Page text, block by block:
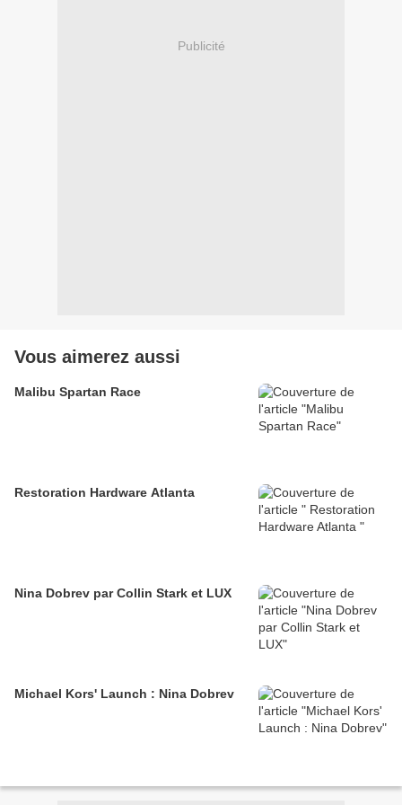
Publicité
Vous aimerez aussi
Malibu Spartan Race
Restoration Hardware Atlanta
Nina Dobrev par Collin Stark et LUX
Michael Kors' Launch : Nina Dobrev